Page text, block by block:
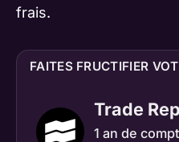
frais.
FAITES FRUCTIFIER
Trade
1 an de